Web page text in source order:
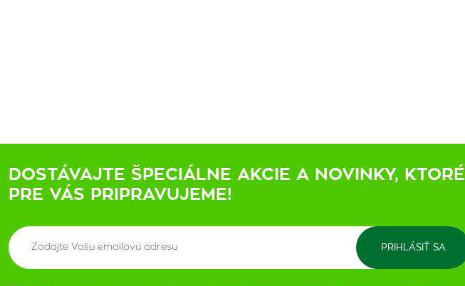
DOSTÁVAJTE ŠPECIÁLNE AKCIE A NOVINKY, KTORÉ
PRE VÁS PRIPRAVUJEME!